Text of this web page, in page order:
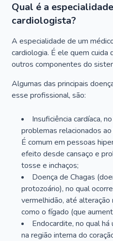
Qual é a
cardiologista?
A especialidade de um
cardiologia. É ele quem cuida
outros componentes do
Algumas das principais
esse profissional, são:
Insuficiência cardíaca,
problemas relacionados
É comum em pessoas
efeito desde cansaço e
tosse e inchaços;
Doença de Chagas
protozoário), no qual
vermelhidão, até
como o fígado (que
Endocardite, no qual
na região interna do